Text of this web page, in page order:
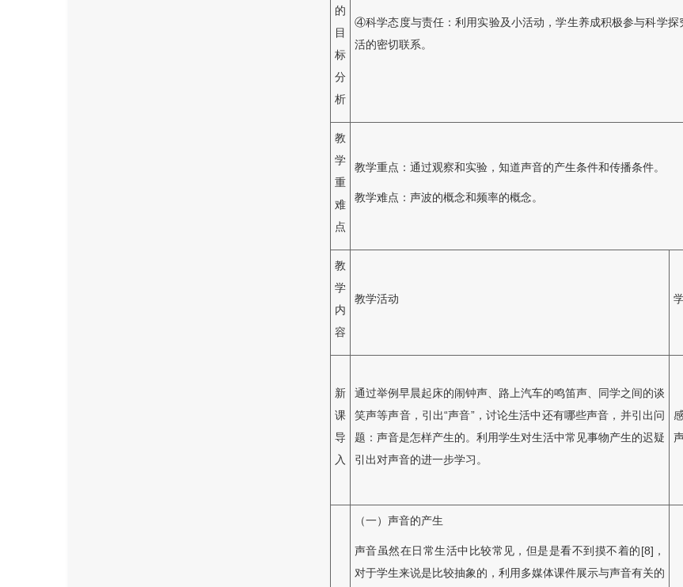
的
目
标
分
析
④科学态度与责任：利用实验及小活动，学生养成积极参与科学
活的密切联系。
教
学
重
难
点
教学重点：通过观察和实验，知道声音的产生条件和传播条件。
教学难点：声波的概念和频率的概念。
教
学
内
容
教学活动
新
课
导
入
通过举例早晨起床的闹钟声、路上汽车的鸣笛声、同学之间的谈
笑声等声音，引出“声音”，讨论生活中还有哪些声音，并引出问
题：声音是怎样产生的。利用学生对生活中常见事物产生的迟疑
引出对声音的进一步学习。
（一）声音的产生
声音虽然在日常生活中比较常见，但是是看不到摸不着的[8]，
对于学生来说是比较抽象的，利用多媒体课件展示与声音有关的